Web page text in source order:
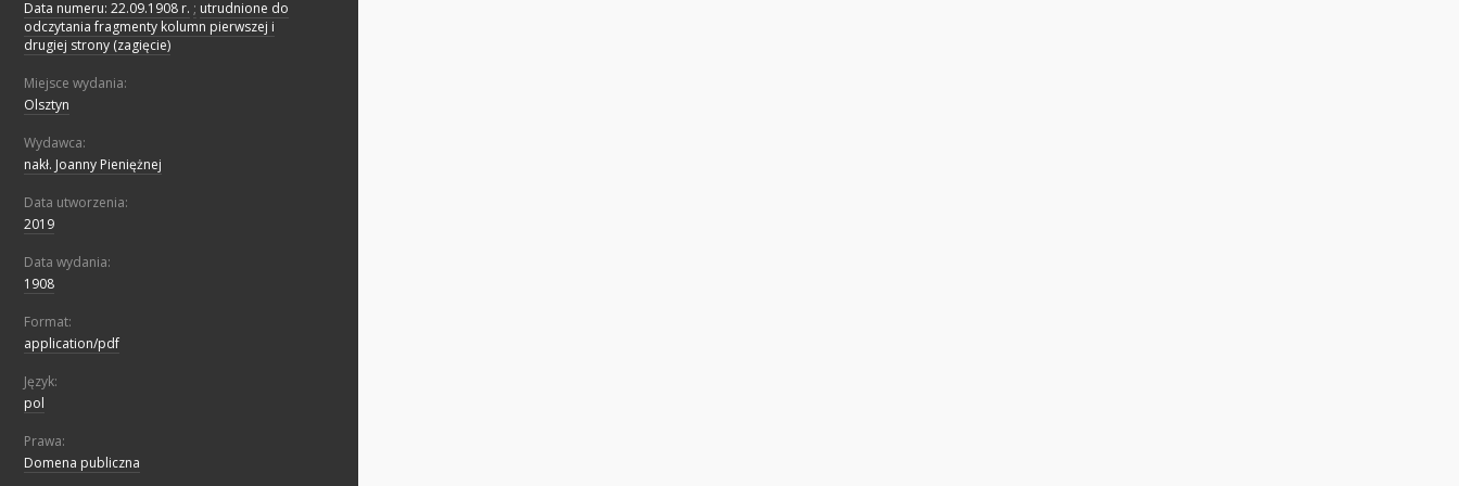
Data numeru: 22.09.1908 r. ; utrudnione do
odczytania fragmenty kolumn pierwszej i
drugiej strony (zagięcie)
Miejsce wydania:
Olsztyn
Wydawca:
nakł. Joanny Pieniężnej
Data utworzenia:
2019
Data wydania:
1908
Format:
application/pdf
Język:
pol
Prawa:
Domena publiczna